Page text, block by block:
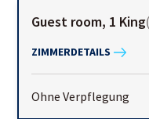
Guest room, 1 King(
ZIMMERDETAILS
Ohne Verpflegung